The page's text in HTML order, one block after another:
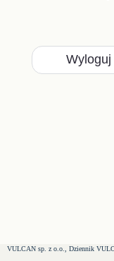
Wyloguj
VULCAN sp. z o.o., Dziennik